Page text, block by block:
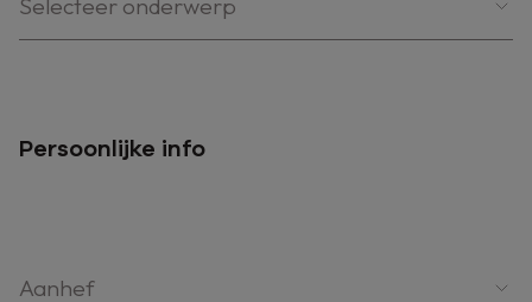
Selecteer onderwerp
Persoonlijke info
Aanhef